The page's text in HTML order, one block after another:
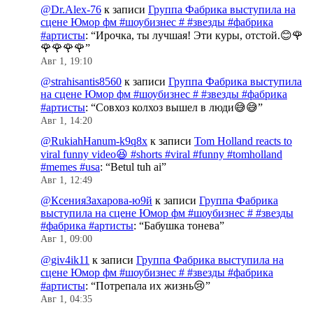
@Dr.Alex-76 к записи Группа Фабрика выступила на
сцене Юмор фм #шоубизнес # #звезды #фабрика
#артисты: “Ирочка, ты лучшая! Эти куры, отстой.😊🌹
🌹🌹🌹🌹”
Авг 1, 19:10
@strahisantis8560 к записи Группа Фабрика выступила
на сцене Юмор фм #шоубизнес # #звезды #фабрика
#артисты: “Совхоз колхоз вышел в люди😅😅”
Авг 1, 14:20
@RukiahHanum-k9q8x к записи Tom Holland reacts to
viral funny video😆 #shorts #viral #funny #tomholland
#memes #usa: “Betul tuh ai”
Авг 1, 12:49
@КсенияЗахарова-ю9й к записи Группа Фабрика
выступила на сцене Юмор фм #шоубизнес # #звезды
#фабрика #артисты: “Бабушка тонева”
Авг 1, 09:00
@giv4ik11 к записи Группа Фабрика выступила на
сцене Юмор фм #шоубизнес # #звезды #фабрика
#артисты: “Потрепала их жизнь😢”
Авг 1, 04:35